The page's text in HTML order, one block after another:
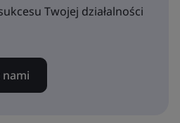
Twojej działalności
nami